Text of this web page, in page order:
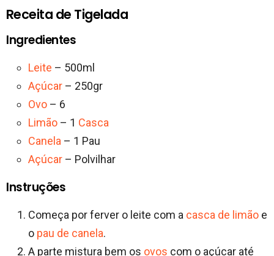
Receita de Tigelada
Ingredientes
Leite – 500ml
Açúcar – 250gr
Ovo – 6
Limão – 1 Casca
Canela – 1 Pau
Açúcar – Polvilhar
Instruções
Começa por ferver o leite com a casca de limão e
o pau de canela.
A parte mistura bem os ovos com o açúcar até